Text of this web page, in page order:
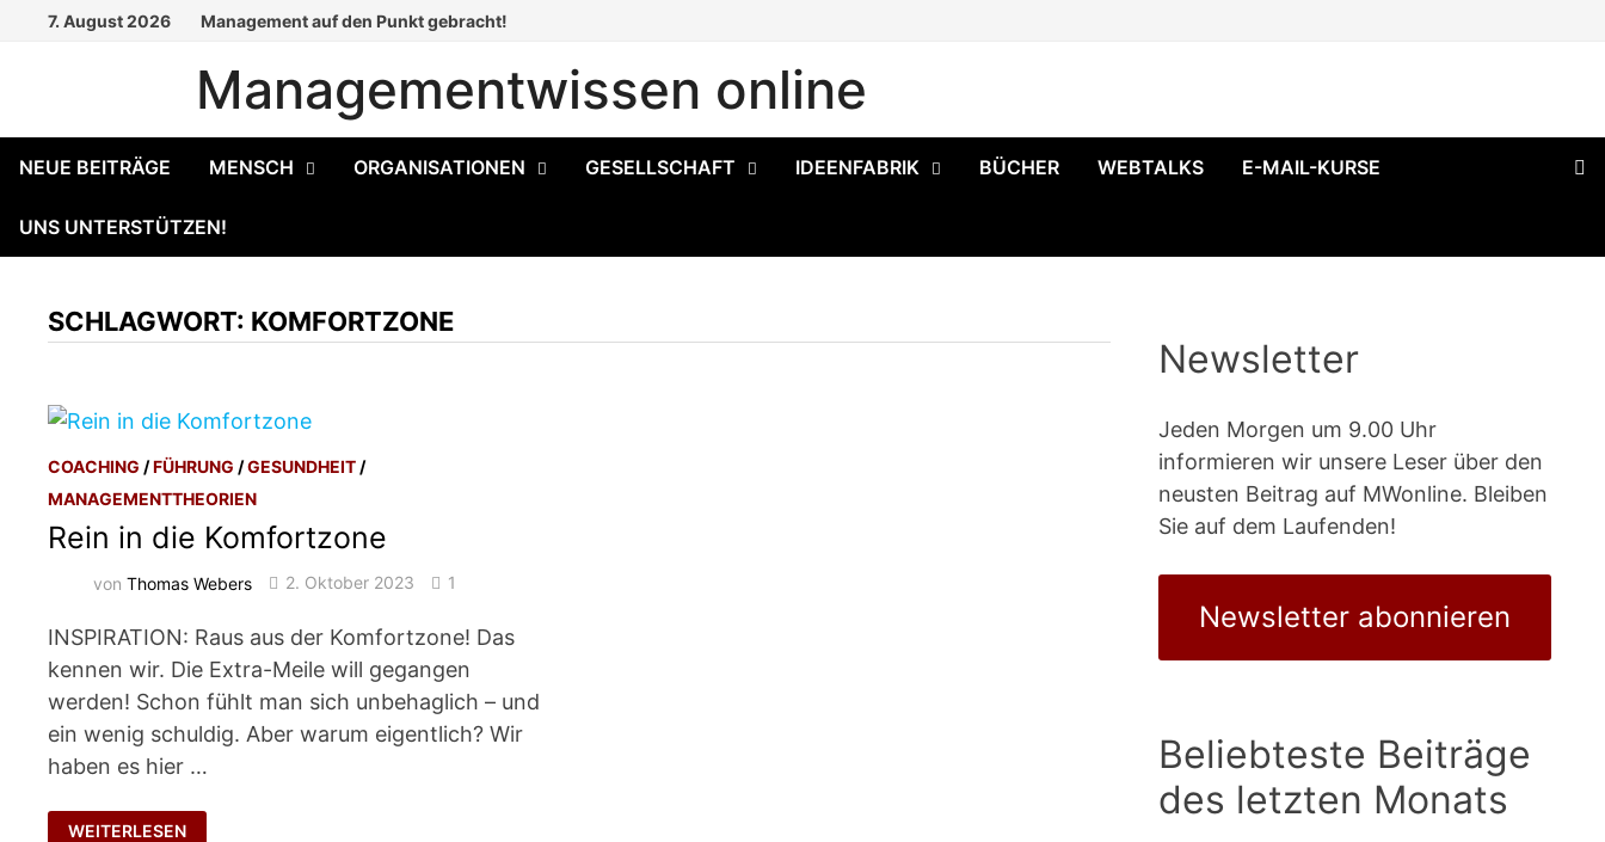
7. August 2026 Management auf den Punkt gebracht!
Managementwissen online
NEUE BEITRÄGE MENSCH ORGANISATIONEN GESELLSCHAFT IDEENFABRIK BÜCHER WEBTALKS E-MAIL-KURSE
UNS UNTERSTÜTZEN!
SCHLAGWORT: KOMFORTZONE
COACHING /FÜHRUNG /GESUNDHEIT /
MANAGEMENTTHEORIEN
Rein in die Komfortzone
vonThomas Webers 2. Oktober 2023 1
INSPIRATION: Raus aus der Komfortzone! Das
kennen wir. Die Extra-Meile will gegangen
werden! Schon fühlt man sich unbehaglich – und
ein wenig schuldig. Aber warum eigentlich? Wir
haben es hier …
REIN
IN
WEITERLESEN
Newsletter
Jeden Morgen um 9.00 Uhr
informieren wir unsere Leser über den
neusten Beitrag auf MWonline. Bleiben
Sie auf dem Laufenden!
Newsletter abonnieren
Beliebteste Beiträge
des letzten Monats